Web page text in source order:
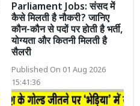
Parliament Jobs: संसद में
कैसे मिलती है नौकरी? जानिए
कौन-कौन से पदों पर होती है भर्ती,
योग्यता और कितनी मिलती है
सैलरी
Published On 01 Aug 2026
15:41:36